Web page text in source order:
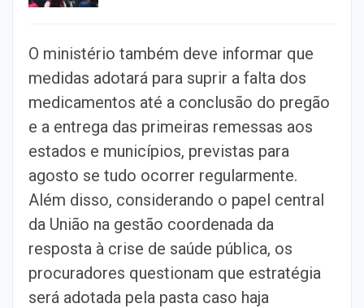
O ministério também deve informar que
medidas adotará para suprir a falta dos
medicamentos até a conclusão do pregão
e a entrega das primeiras remessas aos
estados e municípios, previstas para
agosto se tudo ocorrer regularmente.
Além disso, considerando o papel central
da União na gestão coordenada da
resposta à crise de saúde pública, os
procuradores questionam que estratégia
será adotada pela pasta caso haja